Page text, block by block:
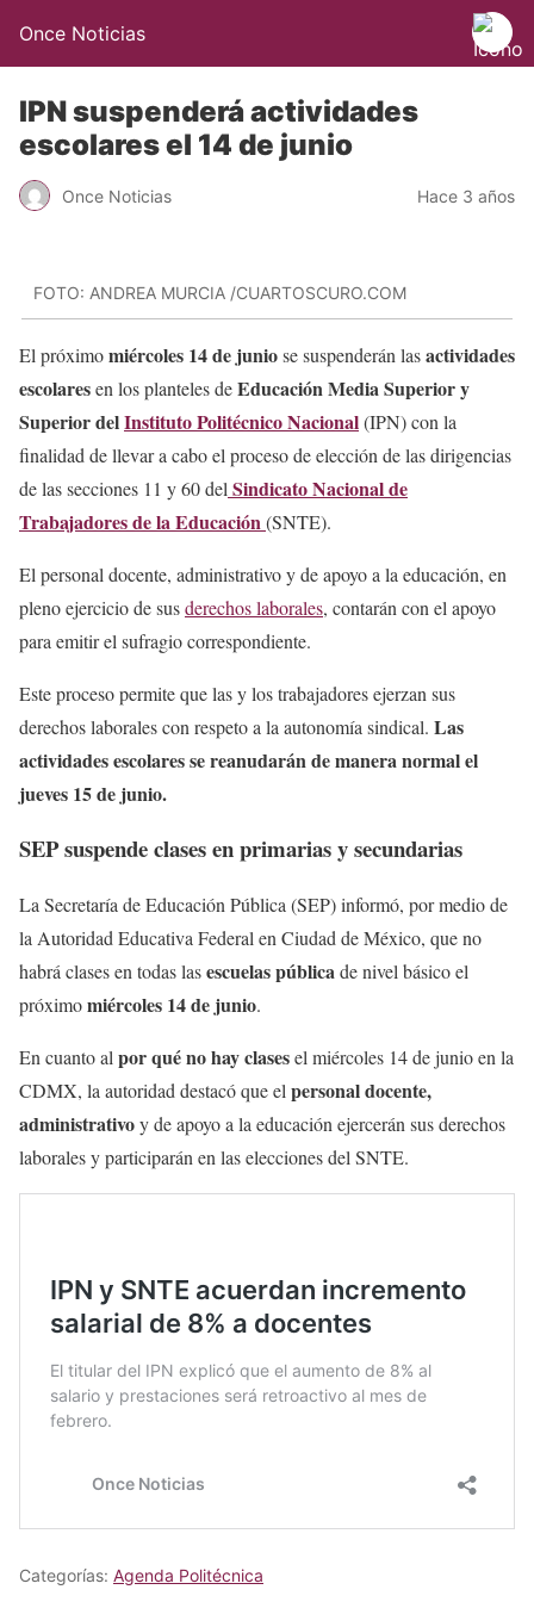
Once Noticias
IPN suspenderá actividades
escolares el 14 de junio
Once Noticias Hace 3 años
FOTO: ANDREA MURCIA /CUARTOSCURO.COM
El próximomiércoles 14 de juniose suspenderán lasactividades
escolaresen los planteles deEducación Media Superior y
Superior delInstituto Politécnico Nacional(IPN) con la
finalidad de llevar a cabo el proceso de elección de las dirigencias
de las secciones 11 y 60 del Sindicato Nacional de
Trabajadores de la Educación(SNTE).
El personal docente, administrativo y de apoyo a la educación, en
pleno ejercicio de susderechos laborales, contarán con el apoyo
para emitir el sufragio correspondiente.
Este proceso permite que las y los trabajadores ejerzan sus
derechos laborales con respeto a la autonomía sindical. Las
actividades escolares se reanudarán de manera normal el
jueves 15 de junio.
SEP suspende clases en primarias y secundarias
La Secretaría de Educación Pública (SEP) informó, por medio de
la Autoridad Educativa Federal en Ciudad de México, que no
habrá clases en todas lasescuelas públicade nivel básico el
próximomiércoles 14 de junio.
En cuanto al por qué no hay clasesel miércoles 14 de junio en la
CDMX, la autoridad destacó que el personal docente,
administrativoy de apoyo a la educación ejercerán sus derechos
laborales y participarán en las elecciones del SNTE.
Categorías: Agenda Politécnica